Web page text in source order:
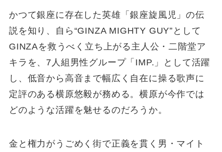
かつて銀座に存在した英雄「銀座旋風児」の伝
説を知り、自ら“GINZA MIGHTY GUY”として
GINZAを救うべく立ち上がる主人公・二階堂ア
キラを、7人組男性グループ「IMP.」として活躍
し、低音から高音まで幅広く自在に操る歌声に
定評のある横原悠毅が務める。横原が今作では
どのような活躍を魅せるのだろうか。
金と権力がうごめく街で正義を貫く男・マイト